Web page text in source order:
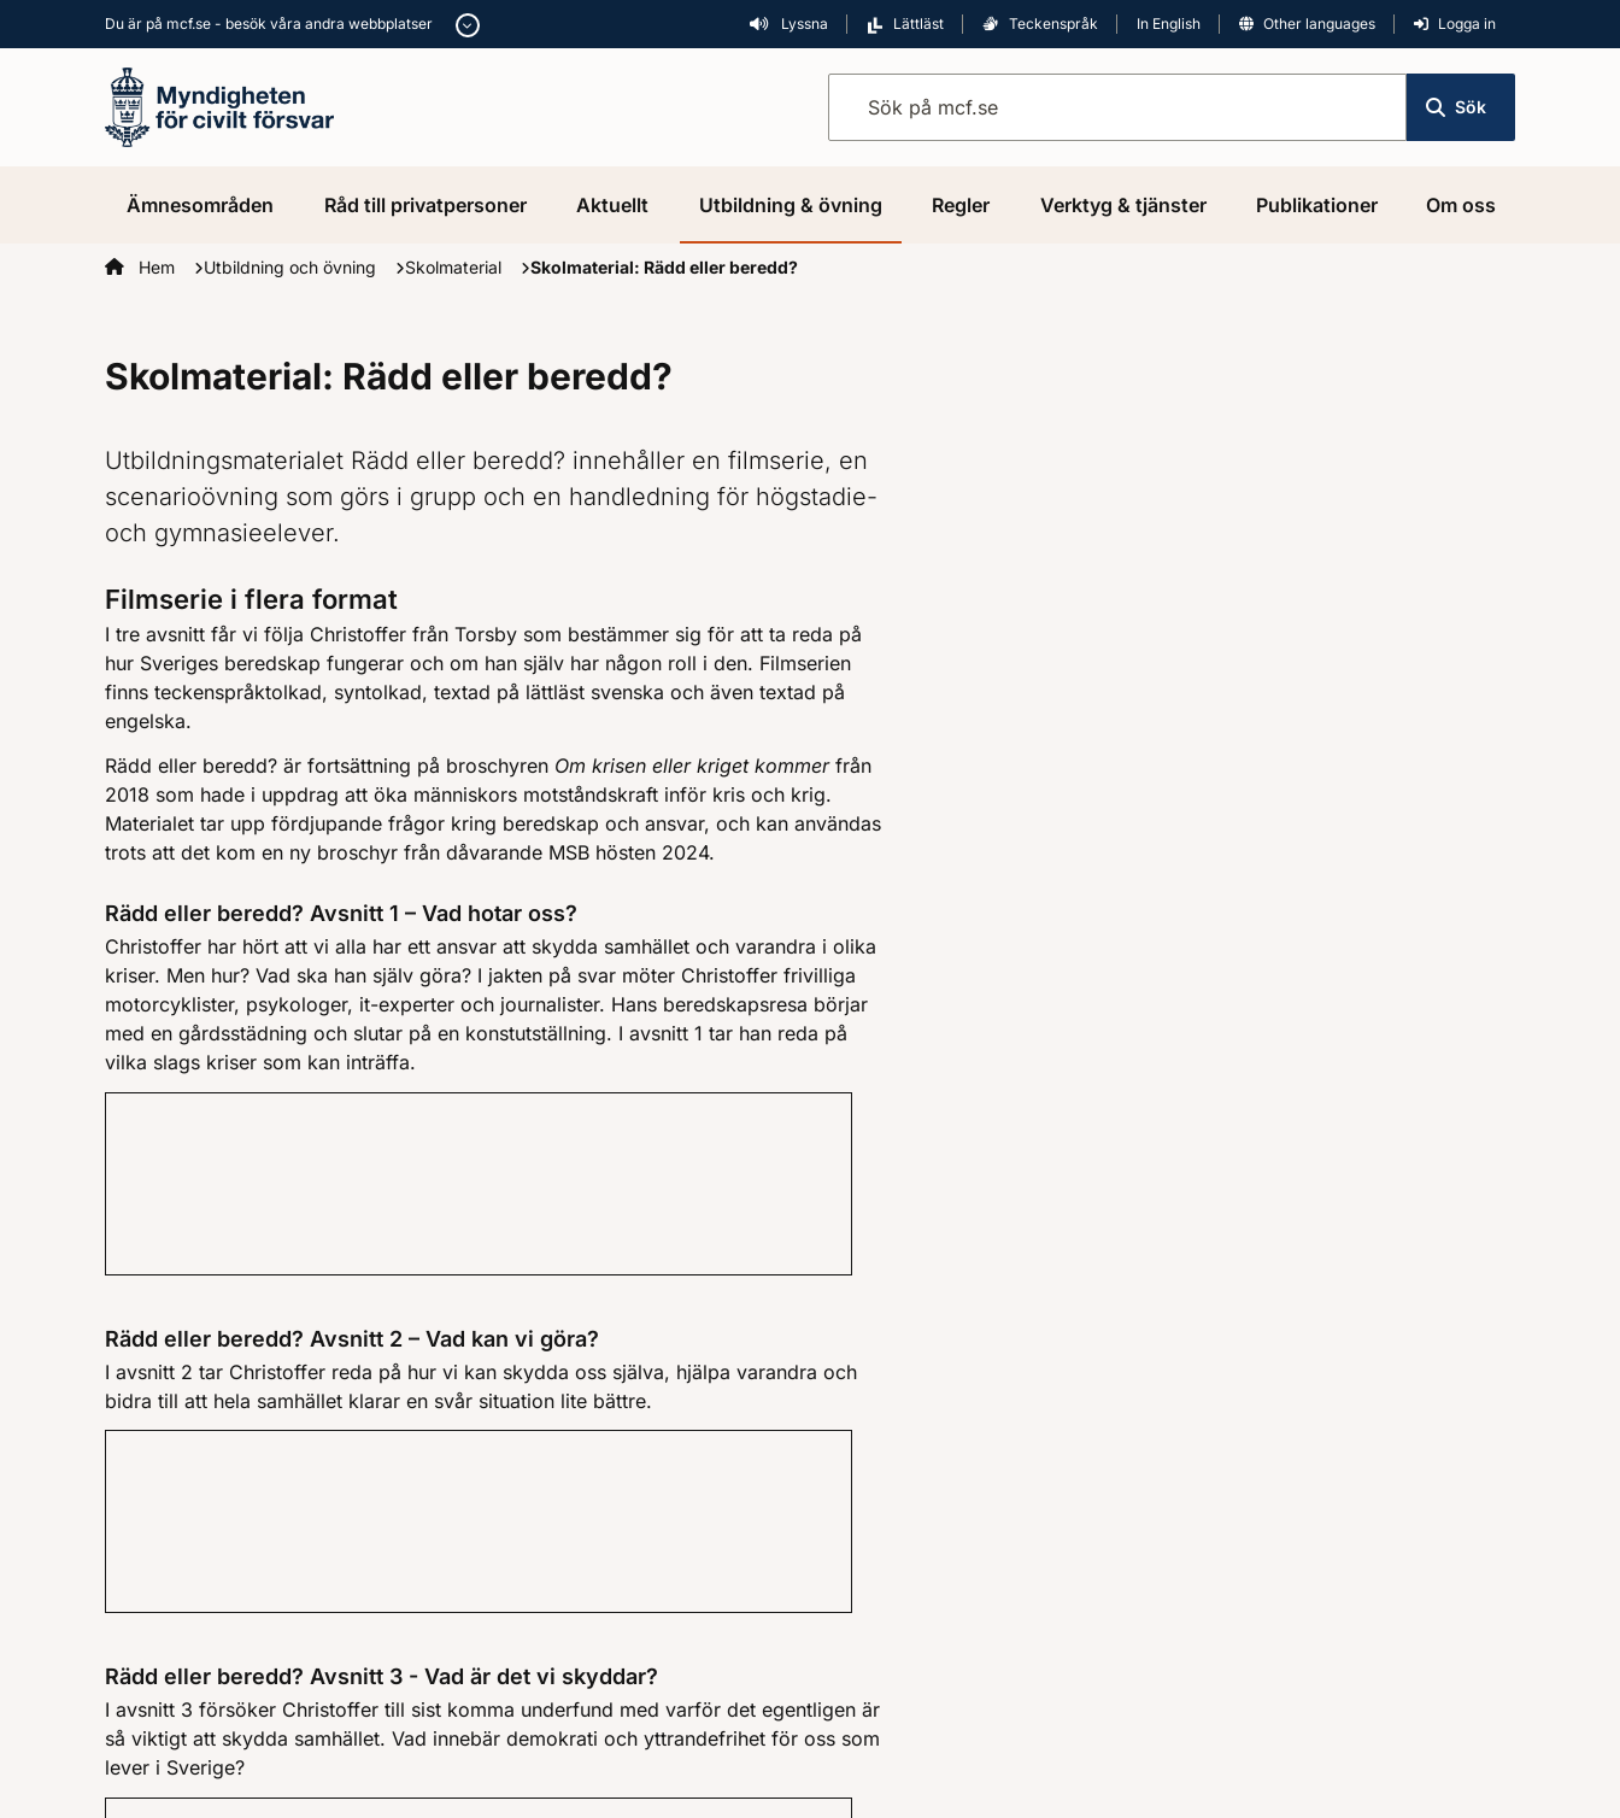
Du är på mcf.se - besök våra andra webbplatser Lyssna Lättläst Teckenspråk In English Other languages Logga in
Sök
Ämnesområden Råd till privatpersoner Aktuellt Utbildning & övning Regler Verktyg & tjänster Publikationer Om oss
Startsidan
Hem Utbildning och övning Skolmaterial Skolmaterial: Rädd eller beredd?
Skolmaterial: Rädd eller beredd?
Utbildningsmaterialet Rädd eller beredd? innehåller en filmserie, en
scenarioövning som görs i grupp och en handledning för högstadie-
och gymnasieelever.
Filmserie i flera format
I tre avsnitt får vi följa Christoffer från Torsby som bestämmer sig för att ta reda på
hur Sveriges beredskap fungerar och om han själv har någon roll i den. Filmserien
finns teckenspråktolkad, syntolkad, textad på lättläst svenska och även textad på
engelska.
Rädd eller beredd? är fortsättning på broschyren Om krisen eller kriget kommer från
2018 som hade i uppdrag att öka människors motståndskraft inför kris och krig.
Materialet tar upp fördjupande frågor kring beredskap och ansvar, och kan användas
trots att det kom en ny broschyr från dåvarande MSB hösten 2024.
Rädd eller beredd? Avsnitt 1 – Vad hotar oss?
Christoffer har hört att vi alla har ett ansvar att skydda samhället och varandra i olika
kriser. Men hur? Vad ska han själv göra? I jakten på svar möter Christoffer frivilliga
motorcyklister, psykologer, it-experter och journalister. Hans beredskapsresa börjar
med en gårdsstädning och slutar på en konstutställning. I avsnitt 1 tar han reda på
vilka slags kriser som kan inträffa.
Rädd eller beredd? Avsnitt 2 – Vad kan vi göra?
I avsnitt 2 tar Christoffer reda på hur vi kan skydda oss själva, hjälpa varandra och
bidra till att hela samhället klarar en svår situation lite bättre.
Rädd eller beredd? Avsnitt 3 - Vad är det vi skyddar?
I avsnitt 3 försöker Christoffer till sist komma underfund med varför det egentligen är
så viktigt att skydda samhället. Vad innebär demokrati och yttrandefrihet för oss som
lever i Sverige?